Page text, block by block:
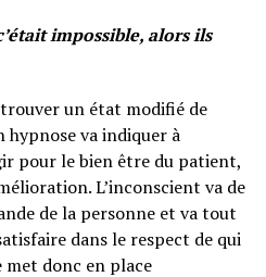
impossible, alors ils
un état modifié de
hypnose va indiquer à
pour le bien être du patient,
L’inconscient va de
de la personne et va tout
dans le respect de qui
met donc en place